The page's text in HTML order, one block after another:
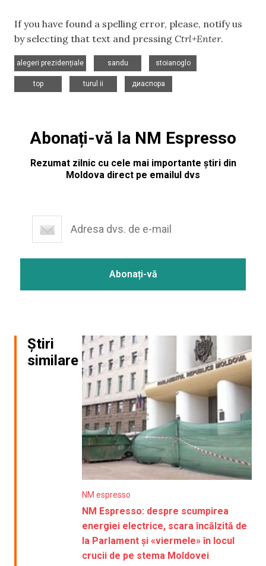
If you have found a spelling error, please, notify us
by selecting that text and pressing Ctrl+Enter.
alegeri prezidențiale
sandu
stoianoglo
top
turul ii
диаспора
Abonați-vă la NM Espresso
Rezumat zilnic cu cele mai importante știri din
Moldova direct pe emailul dvs
Știri
similare
NM espresso
NM Espresso: despre scumpirea
energiei electrice, scara încălzită de
la Parlament și «viermele» în locul
crucii de pe stema Moldovei